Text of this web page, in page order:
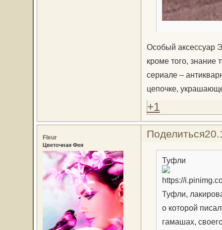
Особый аксессуар
кроме того, знание
сериале –
цепочке,
+1
Поделиться
Fleur
Цветочная Фея
Туфли
Туфли,
о которой
гамашах,